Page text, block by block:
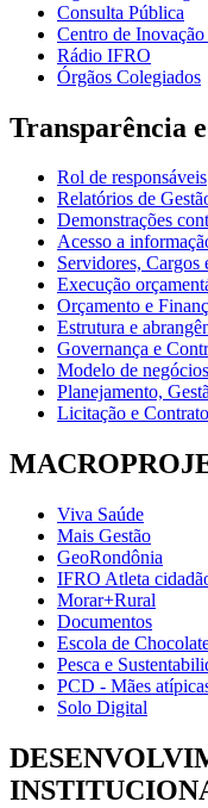
Consulta Pública
Centro de
Rádio IFRO
Órgãos Colegiados
Transparência
Rol de responsáveis
Relatórios de
Demonstrações
Acesso a
Servidores, Cargos
Execução
Orçamento e
Estrutura e
Governança e
Modelo de negócios
Planejamento,
Licitação e
Viva Saúde
Mais Gestão
GeoRondônia
IFRO Atleta
Morar+Rural
Documentos
Escola de
Pesca e
PCD - Mães
Solo Digital